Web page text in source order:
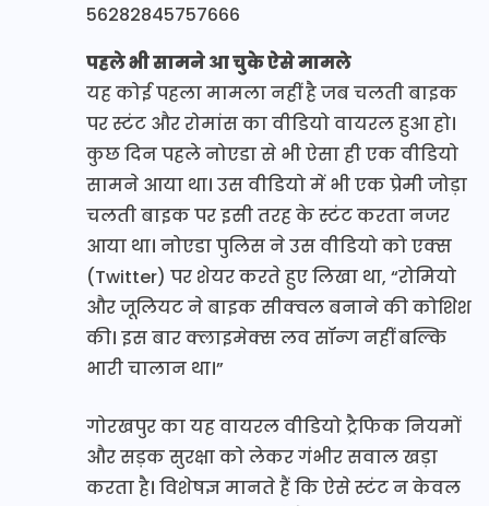
56282845757666
पहले भी सामने आ चुके ऐसे मामले
यह कोई पहला मामला नहीं है जब चलती बाइक
पर स्टंट और रोमांस का वीडियो वायरल हुआ हो।
कुछ दिन पहले नोएडा से भी ऐसा ही एक वीडियो
सामने आया था। उस वीडियो में भी एक प्रेमी जोड़ा
चलती बाइक पर इसी तरह के स्टंट करता नजर
आया था। नोएडा पुलिस ने उस वीडियो को एक्स
(Twitter) पर शेयर करते हुए लिखा था, “रोमियो
और जूलियट ने बाइक सीक्वल बनाने की कोशिश
की। इस बार क्लाइमेक्स लव सॉन्ग नहीं बल्कि
भारी चालान था।”
गोरखपुर का यह वायरल वीडियो ट्रैफिक नियमों
और सड़क सुरक्षा को लेकर गंभीर सवाल खड़ा
करता है। विशेषज्ञ मानते हैं कि ऐसे स्टंट न केवल